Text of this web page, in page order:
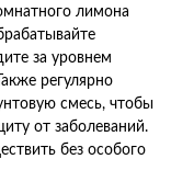
лимона
за уровнем
регулярно
смесь, чтобы
от заболеваний.
без особого